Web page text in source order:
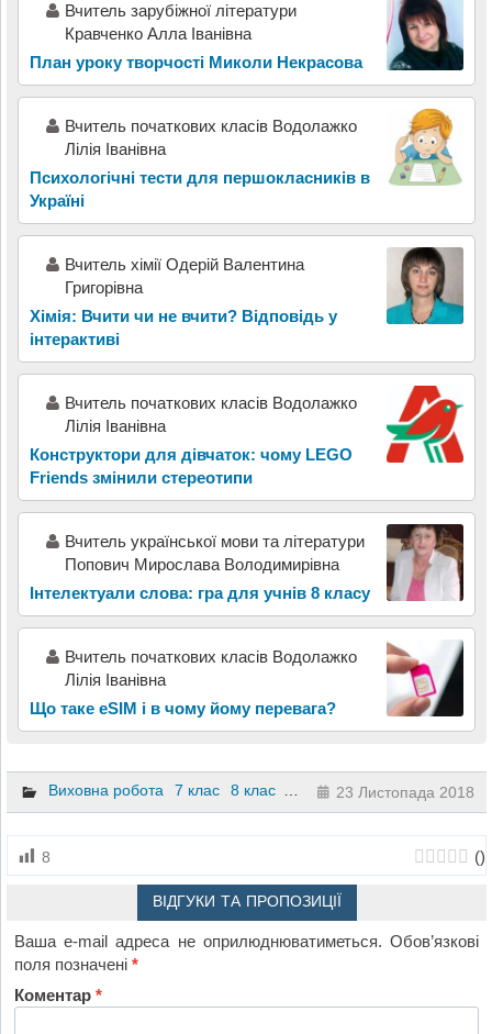
Вчитель зарубіжної літератури
Кравченко Алла Іванівна
План уроку творчості Миколи Некрасова
Вчитель початкових класів Водолажко
Лілія Іванівна
Психологічні тести для першокласників в
Україні
Вчитель хімії Одерій Валентина
Григорівна
Хімія: Вчити чи не вчити? Відповідь у
інтерактиві
Вчитель початкових класів Водолажко
Лілія Іванівна
Конструктори для дівчаток: чому LEGO
Friends змінили стереотипи
Вчитель української мови та літератури
Попович Мирослава Володимирівна
Інтелектуали слова: гра для учнів 8 класу
Вчитель початкових класів Водолажко
Лілія Іванівна
Що таке eSIM і в чому йому перевага?
Виховна робота 7 клас 8 клас 9 клас 23 Листопада 2018
8 ()
ВІДГУКИ ТА ПРОПОЗИЦІЇ
Ваша e-mail адреса не оприлюднюватиметься. Обов’язкові
поля позначені*
Коментар*